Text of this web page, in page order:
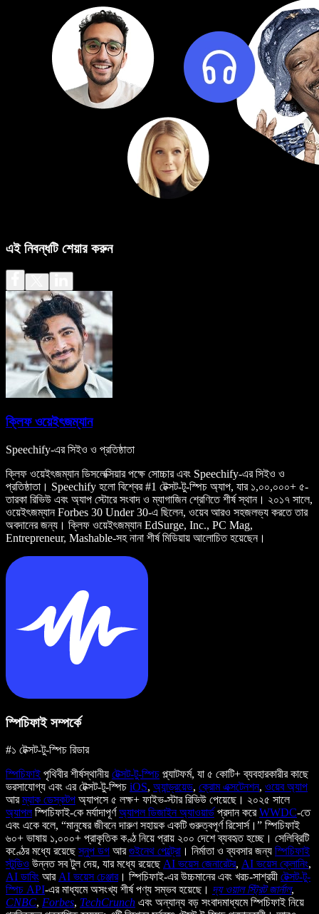
এই নিবন্ধটি শেয়ার করুন
ক্লিফ ওয়েইৎজম্যান
Speechify-এর সিইও ও প্রতিষ্ঠাতা
ক্লিফ ওয়েইৎজম্যান ডিসলেক্সিয়ার পক্ষে সোচ্চার এবং Speechify-এর সিইও ও
প্রতিষ্ঠাতা। Speechify হলো বিশ্বের #1 টেক্সট-টু-স্পিচ অ্যাপ, যার ১,০০,০০০+ ৫-
তারকা রিভিউ এবং অ্যাপ স্টোরে সংবাদ ও ম্যাগাজিন শ্রেণিতে শীর্ষ স্থান। ২০১৭ সালে,
ওয়েইৎজম্যান Forbes 30 Under 30-এ ছিলেন, ওয়েব আরও সহজলভ্য করতে তার
অবদানের জন্য। ক্লিফ ওয়েইৎজম্যান EdSurge, Inc., PC Mag,
Entrepreneur, Mashable-সহ নানা শীর্ষ মিডিয়ায় আলোচিত হয়েছেন।
স্পিচিফাই সম্পর্কে
#১ টেক্সট-টু-স্পিচ রিডার
স্পিচিফাই পৃথিবীর শীর্ষস্থানীয় টেক্সট-টু-স্পিচ প্ল্যাটফর্ম, যা ৫ কোটি+ ব্যবহারকারীর কাছে
ভরসাযোগ্য এবং এর টেক্সট-টু-স্পিচ iOS, অ্যান্ড্রয়েড, ক্রোম এক্সটেনশন, ওয়েব অ্যাপ
আরম্যাক ডেস্কটপ অ্যাপসে ৫ লক্ষ+ ফাইভ-স্টার রিভিউ পেয়েছে। ২০২৫ সালে
অ্যাপলস্পিচিফাই-কে মর্যাদাপূর্ণঅ্যাপল ডিজাইন অ্যাওয়ার্ড প্রদান করেWWDC-তে
এবং একে বলে, “মানুষের জীবনে দারুণ সহায়ক একটি গুরুত্বপূর্ণ রিসোর্স।” স্পিচিফাই
৬০+ ভাষায় ১,০০০+ প্রাকৃতিক কণ্ঠ নিয়ে প্রায় ২০০ দেশে ব্যবহৃত হচ্ছে। সেলিব্রিটি
কণ্ঠের মধ্যে রয়েছেস্নুপ ডগ আরগুইনেথ পেল্ট্রো । নির্মাতা ও ব্যবসার জন্য স্পিচিফাই
স্টুডিও উন্নত সব টুল দেয়, যার মধ্যে রয়েছে AI ভয়েস জেনারেটর, AI ভয়েস ক্লোনিং,
AI ডাবিং আর AI ভয়েস চেঞ্জার। স্পিচিফাই-এর উচ্চমানের এবং খরচ-সাশ্রয়ী টেক্সট-টু-
স্পিচ API-এর মাধ্যমে অসংখ্য শীর্ষ পণ্য সম্ভব হয়েছে। দ্য ওয়াল স্ট্রিট জার্নাল,
CNBC, Forbes, TechCrunch এবং অন্যান্য বড় সংবাদমাধ্যমে স্পিচিফাই নিয়ে